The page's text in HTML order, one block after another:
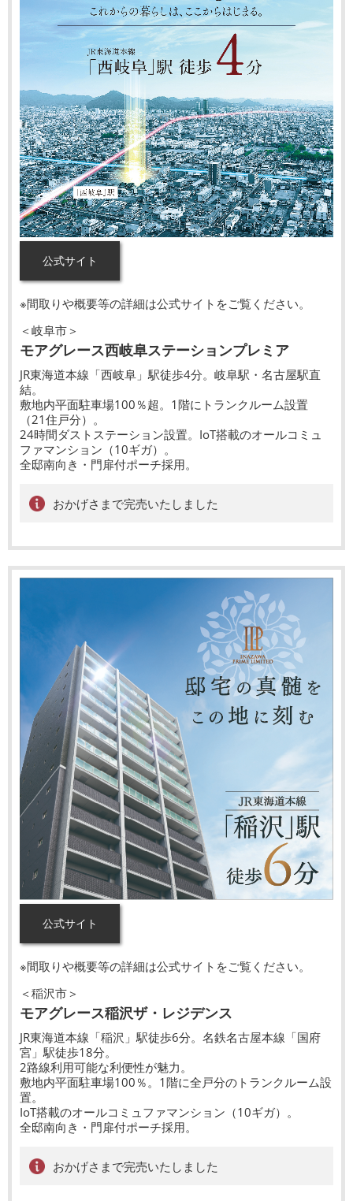
公式サイト
※間取りや概要等の詳細は公式サイトをご覧ください。
＜岐阜市＞
モアグレース西岐阜ステーションプレミア
JR東海道本線「西岐阜」駅徒歩4分。岐阜駅・名古屋駅直
結。
敷地内平面駐車場100％超。1階にトランクルーム設置
（21住戸分）。
24時間ダストステーション設置。IoT搭載のオールコミュ
ファマンション（10ギガ）。
全邸南向き・門扉付ポーチ採用。
おかげさまで完売いたしました
公式サイト
※間取りや概要等の詳細は公式サイトをご覧ください。
＜稲沢市＞
モアグレース稲沢ザ・レジデンス
JR東海道本線「稲沢」駅徒歩6分。名鉄名古屋本線「国府
宮」駅徒歩18分。
2路線利用可能な利便性が魅力。
敷地内平面駐車場100％。1階に全戸分のトランクルーム設
置。
IoT搭載のオールコミュファマンション（10ギガ）。
全邸南向き・門扉付ポーチ採用。
おかげさまで完売いたしました